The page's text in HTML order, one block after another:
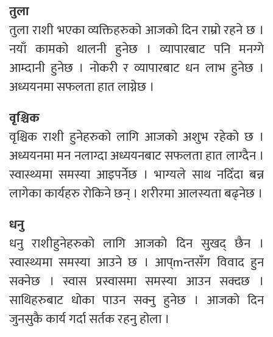
तुला
तुला राशी भएका व्यक्तिहरुको आजको दिन राम्रो रहने छ ।
नयाँ कामको थालनी हुनेछ । व्यापारबाट पनि मनग्गे
आम्दानी हुनेछ । नोकरी र व्यापारबाट धन लाभ हुनेछ ।
अध्ययनमा सफलता हात लाग्नेछ ।
वृश्चिक
वृश्चिक राशी हुनेहरुको लागि आजको अशुभ रहेको छ ।
अध्ययनमा मन नलाग्दा अध्ययनबाट सफलता हात लाग्दैन ।
स्वास्थ्यमा समस्या आइपर्नेछ । भाग्यले साथ नदिँदा बन्न
लागेका कार्यहरु रोकिने छन् । शरीरमा आलस्यता बढ्नेछ ।
धनु
धनु राशीहुनेहरुको लागि आजको दिन सुखद् छैन ।
स्वास्थ्यमा समस्या आउने छ । आप्mन्तसँग विवाद हुन
सक्नेछ । स्वास प्रस्वासमा समस्या आउन सक्दछ ।
साथिहरुबाट धोका पाउन सक्नु हुनेछ । आजको दिन
जुनसुकै कार्य गर्दा सर्तक रहनु होला ।